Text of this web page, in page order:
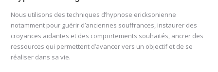
Nous utilisons des techniques d’hypnose ericksonienne
notamment pour guérir d’anciennes souffrances, instaurer des
croyances aidantes et des comportements souhaités, ancrer des
ressources qui permettent d’avancer vers un objectif et de se
réaliser dans sa vie.